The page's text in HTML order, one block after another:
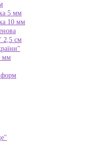
5 мм
10 мм
2,5 см
мм
форм